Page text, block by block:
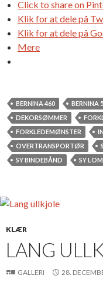
Click to share on
Klik for at dele på
Klik for at dele på
Mere
BERNINA 460 BERNINA
DEKORSØMMER
FORKLEDEMØNSTER
OVERTRANSPORTØR
SY BINDEBÅND
SY
KLÆR
LANG
GALLERI 28.